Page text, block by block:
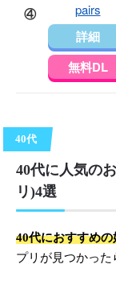
④ pairs
詳細
無料DL
40代
40代に人気の
リ)4選
40代におすすめ
プリが見つかった